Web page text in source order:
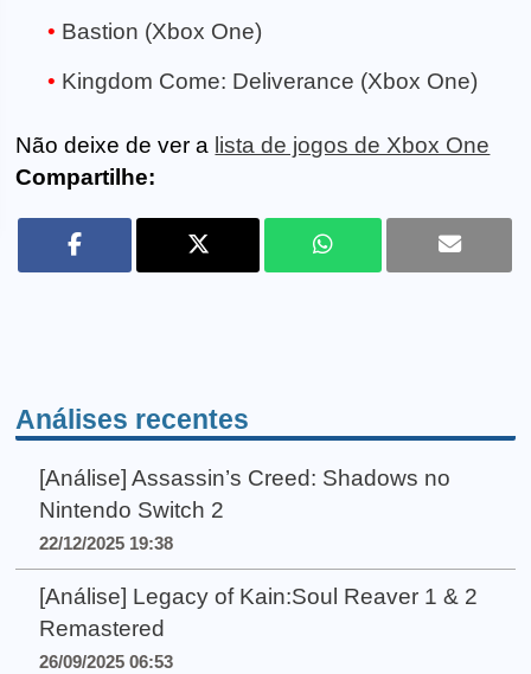
Bastion (Xbox One)
Kingdom Come: Deliverance (Xbox One)
Não deixe de ver a lista de jogos de Xbox One
Compartilhe:
Análises recentes
[Análise] Assassin’s Creed: Shadows no
Nintendo Switch 2
22/12/2025 19:38
[Análise] Legacy of Kain:Soul Reaver 1 & 2
Remastered
26/09/2025 06:53